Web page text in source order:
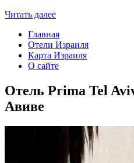
Читать далее
Главная
Отели Израиля
Карта Израиля
О сайте
Отель Prima Tel
Авиве